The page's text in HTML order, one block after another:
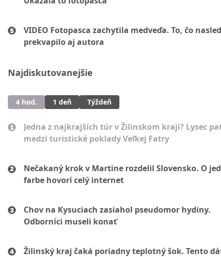
VIDEO Fotopasca zachytila medveďa. To, čo
prekvapilo aj autora
Najdiskutovanejšie
4 hod. 1 deň Týždeň
Jedna z najkrajších túr v Žilinskom kraji? Lysec
medzi turistické poklady Veľkej Fatry
Nečakaný krok v Martine rozdelil Slovensko. O
farbe hovorí celý internet
Chov na Kysuciach zasiahol pseudomor hydiny.
Odborníci museli konať
Žilinský kraj čaká poriadny teplotný šok. Tento